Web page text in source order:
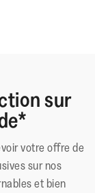
sur
votre offre de
sur nos
et bien